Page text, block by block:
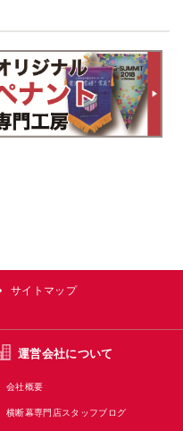
サイトマップ
運営会社について
会社概要
横断幕専門店スタッフブログ